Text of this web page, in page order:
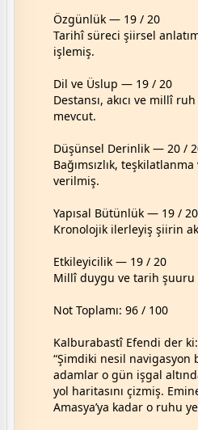
Özgünlük — 19 / 20
Tarihî süreci şiirsel
işlemiş.
Dil ve Üslup — 19 / 20
Destansı, akıcı ve millî
mevcut.
Düşünsel Derinlik — 20 /
Bağımsızlık,
verilmiş.
Yapısal Bütünlük — 19 / 20
Kronolojik ilerleyiş şiirin
Etkileyicilik — 19 / 20
Millî duygu ve tarih şuuru
Not Toplamı: 96 / 100
Kalburabastî Efendi der ki:
“Şimdiki nesil navigasyon
adamlar o gün işgal
yol haritasını çizmiş.
Amasya’ya kadar o ruhu